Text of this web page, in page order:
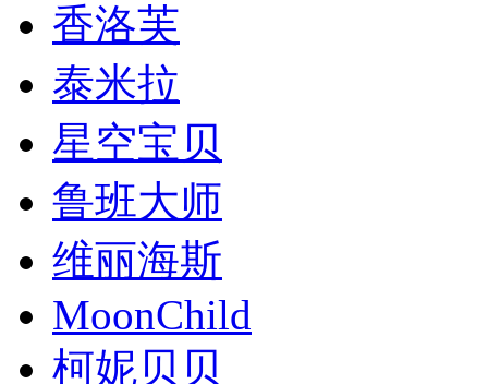
香洛芙
泰米拉
星空宝贝
鲁班大师
维丽海斯
MoonChild
柯妮贝贝